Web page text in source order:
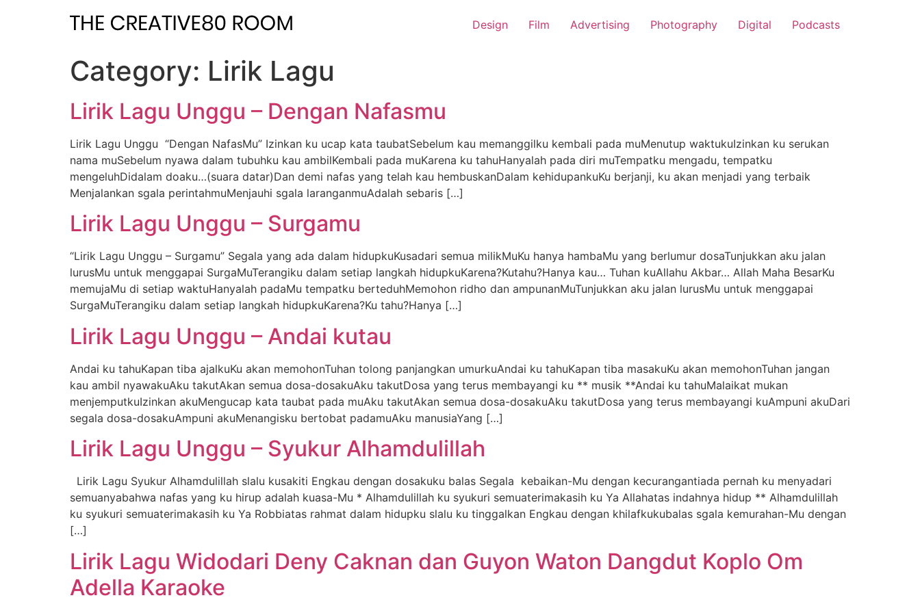
Design Film Advertising Photography Digital Podcasts
Category: Lirik Lagu
Lirik Lagu Unggu – Dengan Nafasmu
Lirik Lagu Unggu “Dengan NafasMu” Izinkan ku ucap kata taubatSebelum kau memanggilku kembali pada muMenutup waktukuIzinkan ku serukan
nama muSebelum nyawa dalam tubuhku kau ambilKembali pada muKarena ku tahuHanyalah pada diri muTempatku mengadu, tempatku
mengeluhDidalam doaku…(suara datar)Dan demi nafas yang telah kau hembuskanDalam kehidupankuKu berjanji, ku akan menjadi yang terbaik
Menjalankan sgala perintahmuMenjauhi sgala laranganmuAdalah sebaris […]
Lirik Lagu Unggu – Surgamu
“Lirik Lagu Unggu – Surgamu” Segala yang ada dalam hidupkuKusadari semua milikMuKu hanya hambaMu yang berlumur dosaTunjukkan aku jalan
lurusMu untuk menggapai SurgaMuTerangiku dalam setiap langkah hidupkuKarena?Kutahu?Hanya kau… Tuhan kuAllahu Akbar… Allah Maha BesarKu
memujaMu di setiap waktuHanyalah padaMu tempatku berteduhMemohon ridho dan ampunanMuTunjukkan aku jalan lurusMu untuk menggapai
SurgaMuTerangiku dalam setiap langkah hidupkuKarena?Ku tahu?Hanya […]
Lirik Lagu Unggu – Andai kutau
Andai ku tahuKapan tiba ajalkuKu akan memohonTuhan tolong panjangkan umurkuAndai ku tahuKapan tiba masakuKu akan memohonTuhan jangan
kau ambil nyawakuAku takutAkan semua dosa-dosakuAku takutDosa yang terus membayangi ku ** musik **Andai ku tahuMalaikat mukan
menjemputkuIzinkan akuMengucap kata taubat pada muAku takutAkan semua dosa-dosakuAku takutDosa yang terus membayangi kuAmpuni akuDari
segala dosa-dosakuAmpuni akuMenangisku bertobat padamuAku manusiaYang […]
Lirik Lagu Unggu – Syukur Alhamdulillah
Lirik Lagu Syukur Alhamdulillah slalu kusakiti Engkau dengan dosakuku balas Segala kebaikan-Mu dengan kecurangantiada pernah ku menyadari
semuanyabahwa nafas yang ku hirup adalah kuasa-Mu * Alhamdulillah ku syukuri semuaterimakasih ku Ya Allahatas indahnya hidup ** Alhamdulillah
ku syukuri semuaterimakasih ku Ya Robbiatas rahmat dalam hidupku slalu ku tinggalkan Engkau dengan khilafkukubalas sgala kemurahan-Mu dengan
[…]
Lirik Lagu Widodari Deny Caknan dan Guyon Waton Dangdut Koplo Om
Adella Karaoke